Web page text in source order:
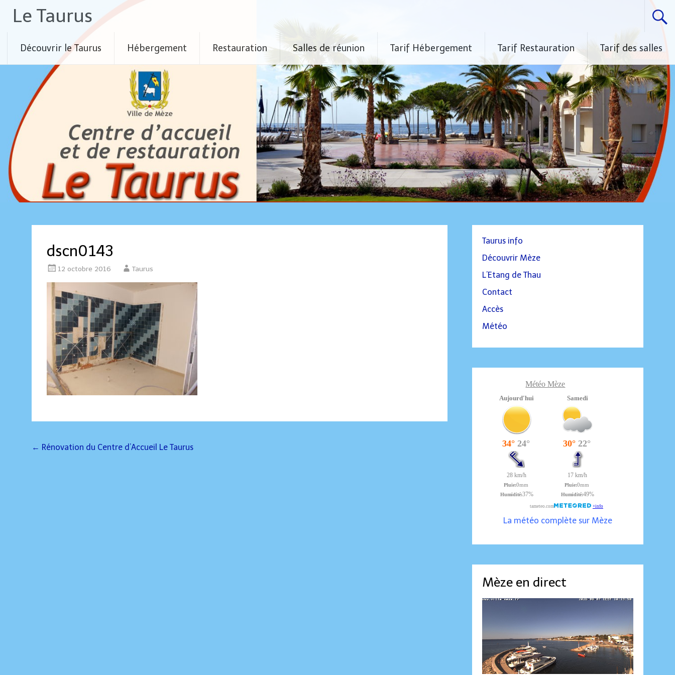
Le Taurus
Découvrir le Taurus Hébergement Restauration Salles de réunion Tarif Hébergement Tarif Restauration Tarif des salles
dscn0143
12 octobre 2016 Taurus
Post
← Rénovation du Centre d’Accueil Le Taurus
Taurus info
Découvrir Mèze
L’Etang de Thau
Contact
Accès
Météo
Météo Mèze
La météo complète sur Mèze
Mèze en direct